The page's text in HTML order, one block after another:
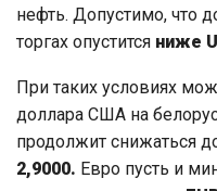
нефть. Допустимо, что
торгах опустится ниже
При таких условиях
доллара США на
продолжит снижаться
2,9000. Евро пусть и